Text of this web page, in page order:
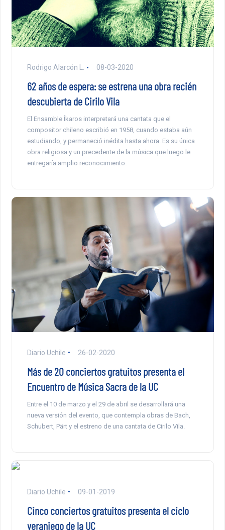
Rodrigo Alarcón L. 08-03-2020
62 años de espera: se estrena una obra recién
descubierta de Cirilo Vila
El Ensamble Íkaros interpretará una cantata que el
compositor chileno escribió en 1958, cuando estaba aún
estudiando, y permaneció inédita hasta ahora. Es su única
obra religiosa y un precedente de la música que luego le
entregaría amplio reconocimiento.
Diario Uchile 26-02-2020
Más de 20 conciertos gratuitos presenta el
Encuentro de Música Sacra de la UC
Entre el 10 de marzo y el 29 de abril se desarrollará una
nueva versión del evento, que contempla obras de Bach,
Schubert, Pärt y el estreno de una cantata de Cirilo Vila.
Diario Uchile 09-01-2019
Cinco conciertos gratuitos presenta el ciclo
veraniego de la UC